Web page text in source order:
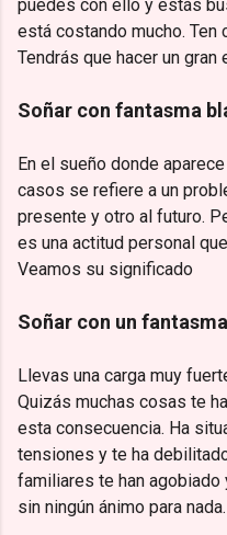
puedes con ello y estás
está costando mucho. Ten
Tendrás que hacer un
Soñar con fantasma
En el sueño donde
casos se refiere a un
presente y otro al futuro.
es una actitud personal
Veamos su significado
Soñar con un
Llevas una carga muy
Quizás muchas cosas te
esta consecuencia. Ha
tensiones y te ha
familiares te han agobiado
sin ningún ánimo para nada.